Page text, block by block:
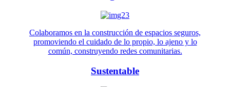
Colaboramos en la construcción de espacios seguros,
promoviendo el cuidado de lo propio, lo ajeno y lo
común, construyendo redes comunitarias.
Sustentable